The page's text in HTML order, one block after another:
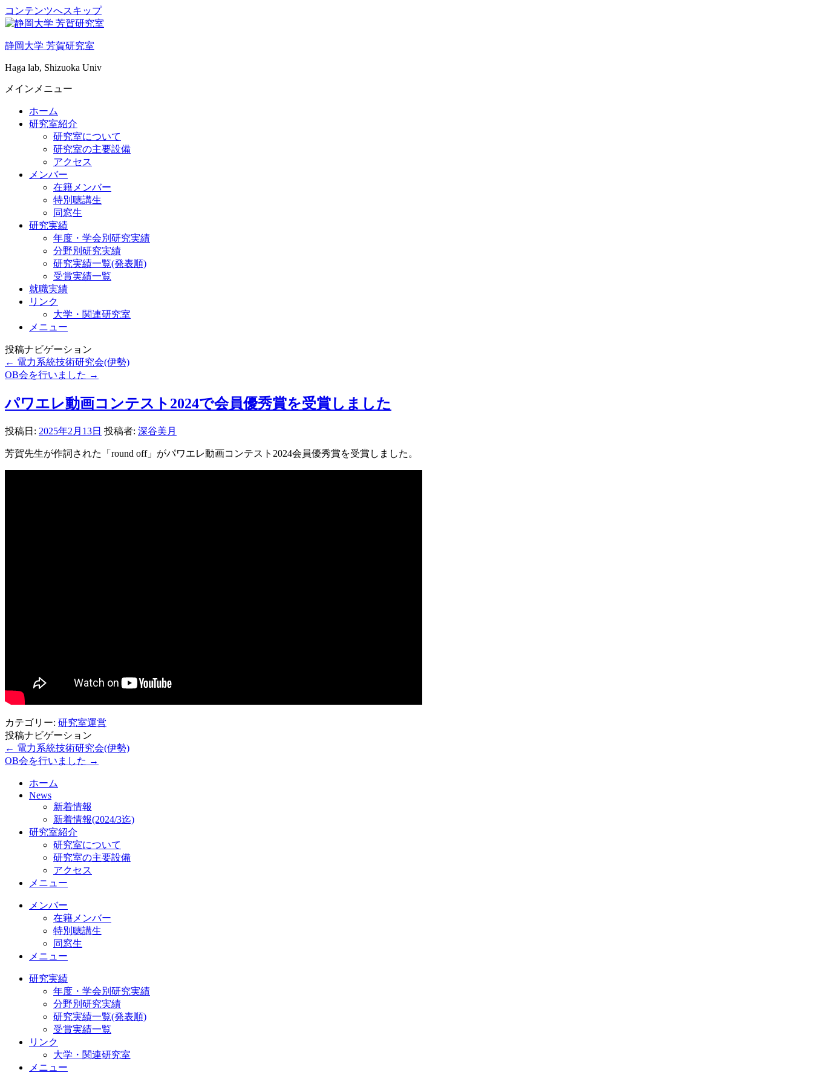
コンテンツへスキップ
静岡大学 芳賀研究室
Haga lab, Shizuoka Univ
メインメニュー
ホーム
研究室紹介
研究室について
研究室の主要設備
アクセス
メンバー
在籍メンバー
特別聴講生
同窓生
研究実績
年度・学会別研究実績
分野別研究実績
研究実績一覧(発表順)
受賞実績一覧
就職実績
リンク
大学・関連研究室
メニュー
投稿ナビゲーション
← 電力系統技術研究会(伊勢)
OB会を行いました →
パワエレ動画コンテスト2024で会員優秀賞を受賞しました
投稿日: 2025年2月13日 投稿者: 深谷美月
芳賀先生が作詞された「round off」がパワエレ動画コンテスト2024会員優秀賞を受賞しました。
カテゴリー: 研究室運営
投稿ナビゲーション
← 電力系統技術研究会(伊勢)
OB会を行いました →
ホーム
News
新着情報
新着情報(2024/3迄)
研究室紹介
研究室について
研究室の主要設備
アクセス
メニュー
メンバー
在籍メンバー
特別聴講生
同窓生
メニュー
研究実績
年度・学会別研究実績
分野別研究実績
研究実績一覧(発表順)
受賞実績一覧
リンク
大学・関連研究室
メニュー